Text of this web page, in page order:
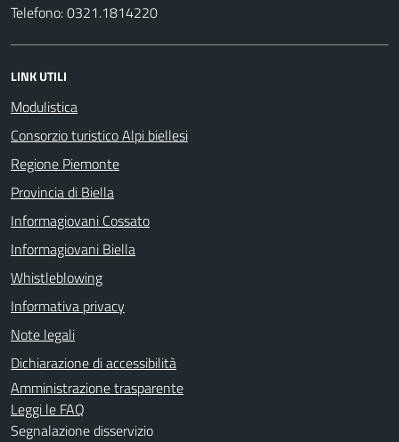
Telefono: 0321.1814220
LINK UTILI
Modulistica
Consorzio turistico Alpi biellesi
Regione Piemonte
Provincia di Biella
Informagiovani Cossato
Informagiovani Biella
Whistleblowing
Informativa privacy
Note legali
Dichiarazione di accessibilità
Amministrazione trasparente
Leggi le FAQ
Segnalazione disservizio